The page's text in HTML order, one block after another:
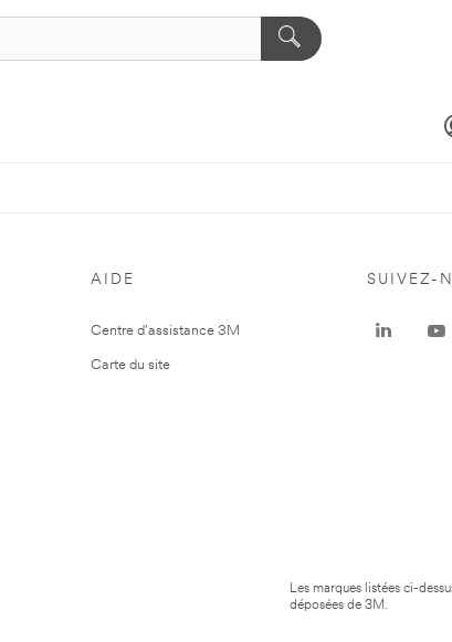
AIDE
Centre d'assistance 3M
Carte du site
SUIVEZ-
Les marques listées ci-
déposées de 3M.